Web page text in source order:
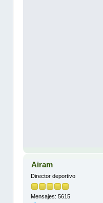
Airam
Director deportivo
Mensajes: 5615